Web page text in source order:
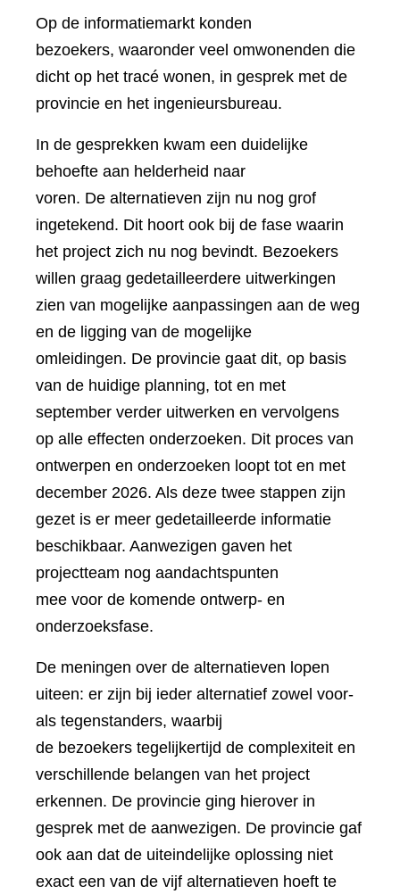
Op de informatiemarkt konden
bezoekers, waaronder veel omwonenden die
dicht op het tracé wonen, in gesprek met de
provincie en het ingenieursbureau.
In de gesprekken kwam een duidelijke
behoefte aan helderheid naar
voren. De alternatieven zijn nu nog grof
ingetekend. Dit hoort ook bij de fase waarin
het project zich nu nog bevindt. Bezoekers
willen graag gedetailleerdere uitwerkingen
zien van mogelijke aanpassingen aan de weg
en de ligging van de mogelijke
omleidingen. De provincie gaat dit, op basis
van de huidige planning, tot en met
september verder uitwerken en vervolgens
op alle effecten onderzoeken. Dit proces van
ontwerpen en onderzoeken loopt tot en met
december 2026. Als deze twee stappen zijn
gezet is er meer gedetailleerde informatie
beschikbaar. Aanwezigen gaven het
projectteam nog aandachtspunten
mee voor de komende ontwerp- en
onderzoeksfase.
De meningen over de alternatieven lopen
uiteen: er zijn bij ieder alternatief zowel voor-
als tegenstanders, waarbij
de bezoekers tegelijkertijd de complexiteit en
verschillende belangen van het project
erkennen. De provincie ging hierover in
gesprek met de aanwezigen. De provincie gaf
ook aan dat de uiteindelijke oplossing niet
exact een van de vijf alternatieven hoeft te